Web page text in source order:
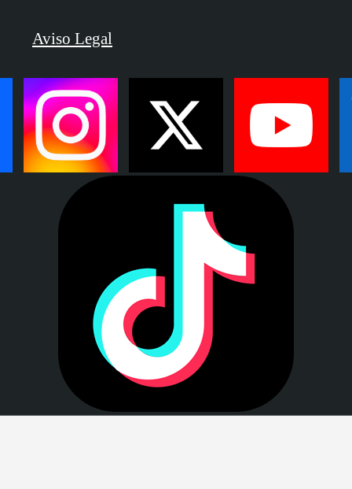
Aviso Legal